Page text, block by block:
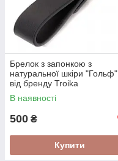
Брелок з запонкою з
натуральної шкіри "Гольф"
від бренду Troika
В наявності
500 ₴
Купити